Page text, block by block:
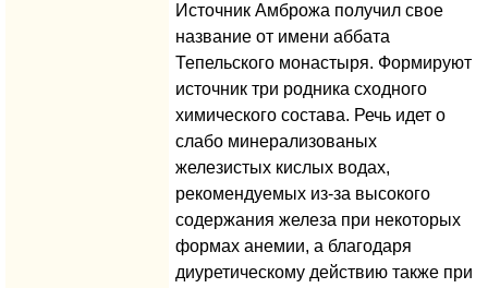
Источник Амброжа получил свое
название от имени аббата
Тепельского монастыря. Формируют
источник три родника сходного
химического состава. Речь идет о
слабо минерализованых
железистых кислых водах,
рекомендуемых из-за высокого
содержания железа при некоторых
формах анемии, а благодаря
диуретическому действию также при